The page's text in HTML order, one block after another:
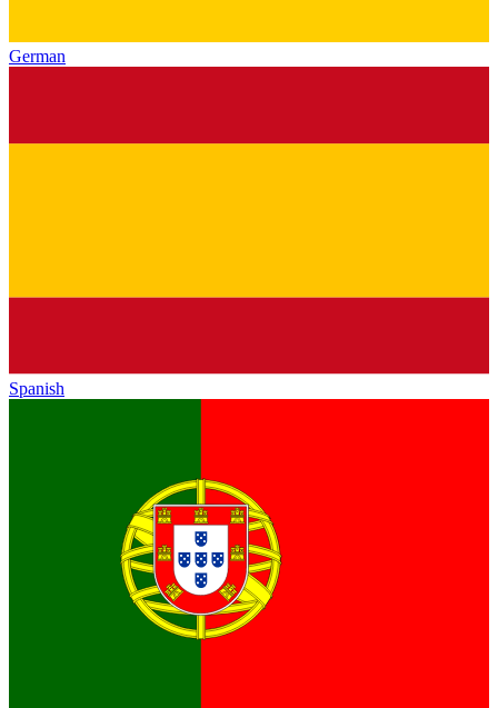
German
Spanish